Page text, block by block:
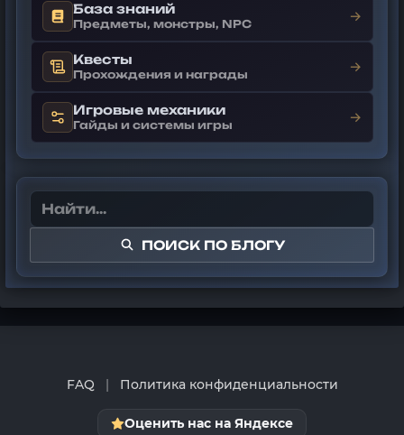
База знаний
Предметы, монстры, NPC →
Квесты
Прохождения и награды →
Игровые механики
Гайды и системы игры →
ПОИСК ПО БЛОГУ
FAQ | Политика конфиденциальности
Оценить нас на Яндексе